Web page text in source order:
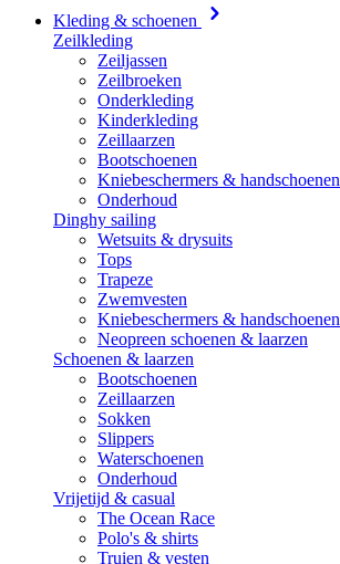
Kleding & schoenen
Zeilkleding
Zeiljassen
Zeilbroeken
Onderkleding
Kinderkleding
Zeillaarzen
Bootschoenen
Kniebeschermers & handschoenen
Onderhoud
Dinghy sailing
Wetsuits & drysuits
Tops
Trapeze
Zwemvesten
Kniebeschermers & handschoenen
Neopreen schoenen & laarzen
Schoenen & laarzen
Bootschoenen
Zeillaarzen
Sokken
Slippers
Waterschoenen
Onderhoud
Vrijetijd & casual
The Ocean Race
Polo's & shirts
Truien & vesten